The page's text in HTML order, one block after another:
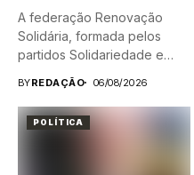
A federação Renovação
Solidária, formada pelos
partidos Solidariedade e
BYREDAÇÃO 06/08/2026
POLÍTICA